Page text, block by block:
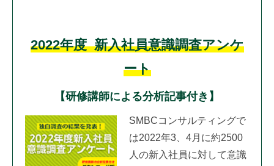
2022年度 新入社員意識調査アンケ
ート
【研修講師による分析記事付き】
SMBCコンサルティングで
は2022年3、4月に約2500
人の新入社員に対して意識